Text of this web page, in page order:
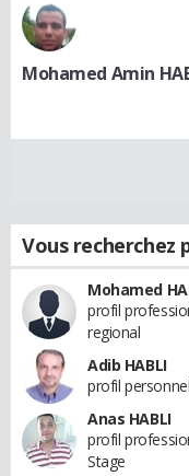
Mohamed Amin
Vous recherchez
Mohamed
profil
regional
Adib HABLI
profil
Anas HABLI
profil
Stage